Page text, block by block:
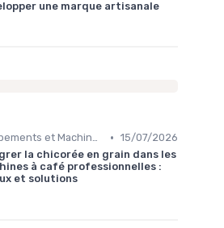
une marque artisanale
Équipements et Machines CHR • 15/07/2026
la chicorée en grain dans les
à café professionnelles :
et solutions